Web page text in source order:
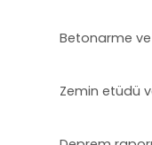
Betonarme
Zemin etüdü